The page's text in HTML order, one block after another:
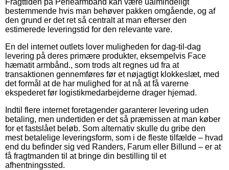
bestemmende hvis man behøver pakken omgående, og af
den grund er det ret så centralt at man efterser den
estimerede leveringstid for den relevante vare.
En del internet outlets lover muligheden for dag-til-dag
levering på deres primære produkter, eksempelvis Face
hæmatit armbånd., som trods alt regnes ud fra at
transaktionen gennemføres før et nøjagtigt klokkeslæt, med
det formål at de har mulighed for at nå at få varerne
ekspederet før logistikmedarbejderne drager hjemad.
Indtil flere internet foretagender garanterer levering uden
betaling, men undertiden er det så præmissen at man køber
for et fastslået beløb. Som alternativ skulle du gribe den
mest betalelige leveringsform, som i de fleste tilfælde – hvad
end du befinder sig ved Randers, Farum eller Billund – er at
få fragtmanden til at bringe din bestilling til et
afhentningssted.